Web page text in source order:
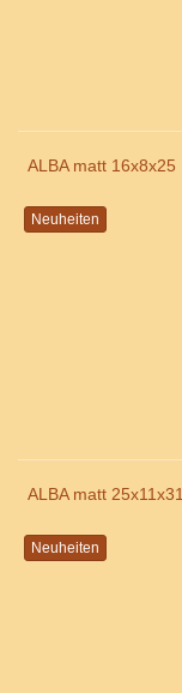
ALBA matt 16x8x25
Neuheiten
ALBA matt 25x11x31
Neuheiten